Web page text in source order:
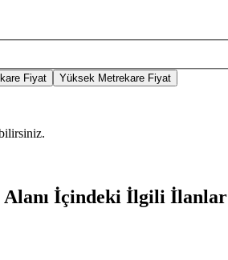
Fiyat Yüksek Metrekare Fiyat
Alanı İçindeki İlgili İlanlar